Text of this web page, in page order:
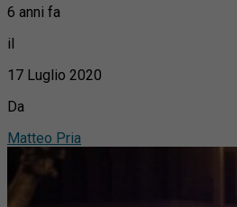
6 anni fa
il
17 Luglio 2020
Da
Matteo Pria